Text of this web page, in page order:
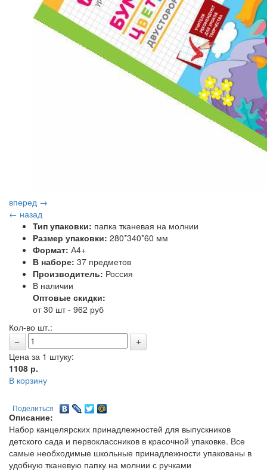
вперед →
← назад
Тип упаковки: папка тканевая на молнии
Размер упаковки: 280*340*60 мм
Формат: А4+
В наборе: 37 предметов
Производитель: Россия
В наличии
Оптовые скидки:
от 30 шт - 962 руб
Кол-во шт.:
Цена за 1 штуку:
1108 р.
В корзину
Поделиться
Описание:
Набор канцелярских принадлежностей для выпускников
детского сада и первоклассников в красочной упаковке. Все
самые необходимые школьные принадлежности упакованы в
удобную тканевую папку на молнии с ручками